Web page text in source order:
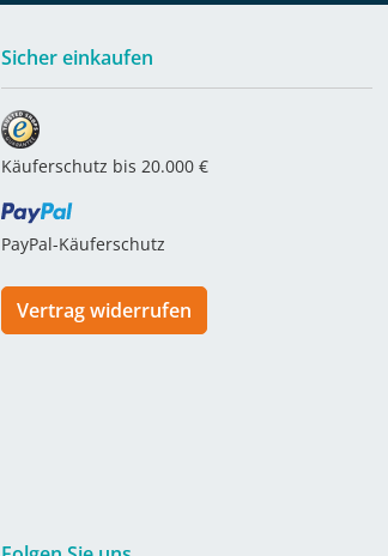
Sicher einkaufen
Käuferschutz bis 20.000 €
PayPal-Käuferschutz
Vertrag widerrufen